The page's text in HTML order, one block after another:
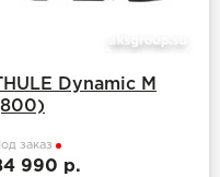
THULE Dynamic M
заказ
990 р.